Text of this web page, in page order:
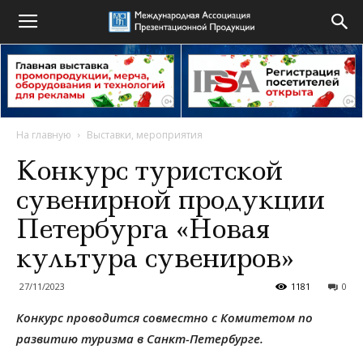
На главную Выставки, мероприятия
Конкурс туристской
сувенирной продукции
Петербурга «Новая
культура сувениров»
27/11/2023 0
1181
Конкурс проводится совместно с Комитетом по
развитию туризма в Санкт-Петербурге.